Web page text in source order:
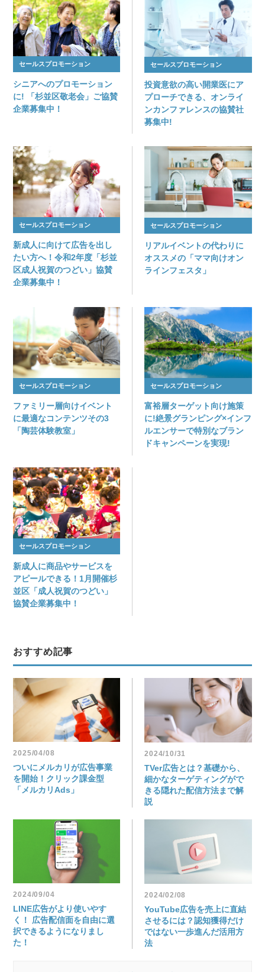
セールスプロモーション
シニアへのプロモーション
に! 「杉並区敬老会」ご協賛
企業募集中！
セールスプロモーション
投資意欲の高い開業医にア
プローチできる、オンライ
ンカンファレンスの協賛社
募集中!
セールスプロモーション
新成人に向けて広告を出し
たい方へ！令和2年度「杉並
区成人祝賀のつどい」協賛
企業募集中！
セールスプロモーション
リアルイベントの代わりに
オススメの「ママ向けオン
ラインフェスタ」
セールスプロモーション
ファミリー層向けイベント
に最適なコンテンツその3
「陶芸体験教室」
セールスプロモーション
富裕層ターゲット向け施策
に!絶景グランピング×インフ
ルエンサーで特別なブラン
ドキャンペーンを実現!
セールスプロモーション
新成人に商品やサービスを
アピールできる！1月開催杉
並区「成人祝賀のつどい」
協賛企業募集中！
おすすめ記事
2025/04/08
ついにメルカリが広告事業
を開始！クリック課金型
「メルカリAds」
2024/10/31
TVer広告とは？基礎から、
細かなターゲティングがで
きる隠れた配信方法まで解
説
2024/09/04
LINE広告がより使いやす
く！ 広告配信面を自由に選
択できるようになりまし
た！
2024/02/08
YouTube広告を売上に直結
させるには？認知獲得だけ
ではない一歩進んだ活用方
法